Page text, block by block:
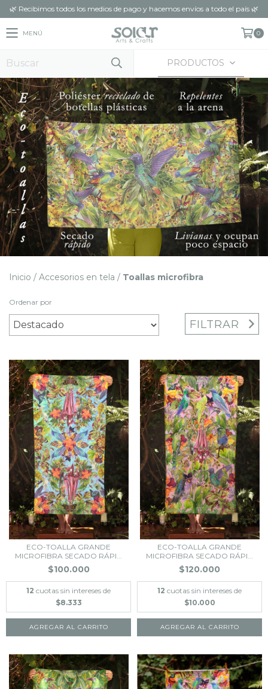
🌿 Recibimos todos los medios de pago y hacemos envíos a todo el país 🌿
MENÚ 0
PRODUCTOS
Inicio / Accesorios en tela / Toallas microfibra
Ordenar por
FILTRAR
ECO-TOALLA GRANDE
MICROFIBRA SECADO RÁPI...
$100.000
12 cuotas sin intereses de
$8.333
AGREGAR AL CARRITO
ECO-TOALLA GRANDE
MICROFIBRA SECADO RÁPI...
$120.000
12 cuotas sin intereses de
$10.000
AGREGAR AL CARRITO